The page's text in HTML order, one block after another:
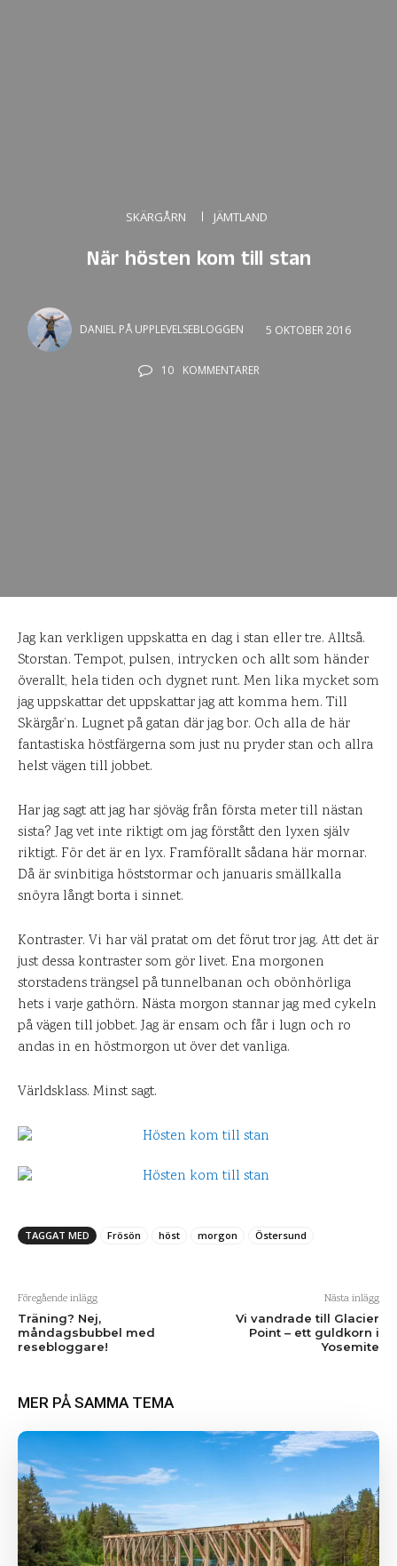
SKÄRGÅRN JÄMTLAND
När hösten kom till stan
DANIEL PÅ UPPLEVELSEBLOGGEN 5 OKTOBER 2016
10 KOMMENTARER
Jag kan verkligen uppskatta en dag i stan eller tre. Alltså.
Storstan. Tempot, pulsen, intrycken och allt som händer
överallt, hela tiden och dygnet runt. Men lika mycket som
jag uppskattar det uppskattar jag att komma hem. Till
Skärgår’n. Lugnet på gatan där jag bor. Och alla de här
fantastiska höstfärgerna som just nu pryder stan och allra
helst vägen till jobbet.
Har jag sagt att jag har sjöväg från första meter till nästan
sista? Jag vet inte riktigt om jag förstått den lyxen själv
riktigt. För det är en lyx. Framförallt sådana här mornar.
Då är svinbitiga höststormar och januaris smällkalla
snöyra långt borta i sinnet.
Kontraster. Vi har väl pratat om det förut tror jag. Att det är
just dessa kontraster som gör livet. Ena morgonen
storstadens trängsel på tunnelbanan och obönhörliga
hets i varje gathörn. Nästa morgon stannar jag med cykeln
på vägen till jobbet. Jag är ensam och får i lugn och ro
andas in en höstmorgon ut över det vanliga.
Världsklass. Minst sagt.
TAGGAT MED Frösön höst morgon Östersund
Föregående inlägg
Träning? Nej,
måndagsbubbel med
resebloggare!
Nästa inlägg
Vi vandrade till Glacier
Point – ett guldkorn i
Yosemite
MER PÅ SAMMA TEMA